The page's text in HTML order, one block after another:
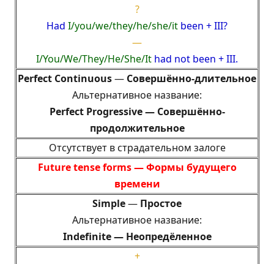
?
Had I/you/we/they/he/she/it been + III?
—
I/You/We/They/He/She/It had not been + III.
Perfect Continuous— Совершённо-длительное
Альтернативное название:
Perfect Progressive — Совершённо-
продолжительное
Отсутствует в страдательном залоге
Future tense forms — Формы будущего
времени
Simple— Простое
Альтернативное название:
Indefinite — Неопредёленное
+